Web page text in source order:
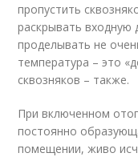
пропустить
раскрывать
проделывать не
температура – это
сквозняков – также.
При включенном
постоянно
помещении, живо